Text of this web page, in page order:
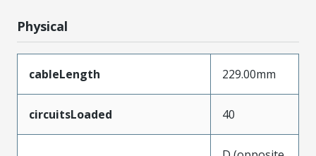
Physical
cableLength 229.00mm
circuitsLoaded 40